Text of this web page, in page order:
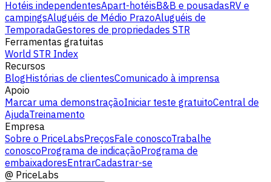
Hotéis independentesApart-hotéisB&B e pousadasRV e
campingsAluguéis de Médio PrazoAluguéis de
TemporadaGestores de propriedades STR
Ferramentas gratuitas
World STR Index
Recursos
BlogHistórias de clientesComunicado à imprensa
Apoio
Marcar uma demonstraçãoIniciar teste gratuitoCentral de
AjudaTreinamento
Empresa
Sobre o PriceLabsPreçosFale conoscoTrabalhe
conoscoPrograma de indicaçãoPrograma de
embaixadoresEntrarCadastrar-se
@ PriceLabs